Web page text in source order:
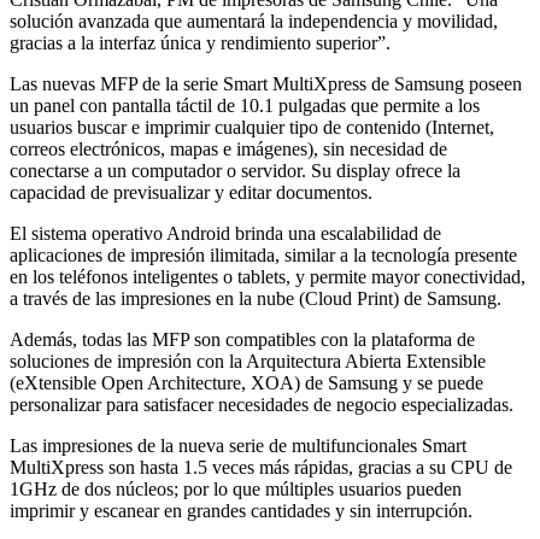
solución avanzada que aumentará la independencia y movilidad,
gracias a la interfaz única y rendimiento superior”.
Las nuevas MFP de la serie Smart MultiXpress de Samsung poseen
un panel con pantalla táctil de 10.1 pulgadas que permite a los
usuarios buscar e imprimir cualquier tipo de contenido (Internet,
correos electrónicos, mapas e imágenes), sin necesidad de
conectarse a un computador o servidor. Su display ofrece la
capacidad de previsualizar y editar documentos.
El sistema operativo Android brinda una escalabilidad de
aplicaciones de impresión ilimitada, similar a la tecnología presente
en los teléfonos inteligentes o tablets, y permite mayor conectividad,
a través de las impresiones en la nube (Cloud Print) de Samsung.
Además, todas las MFP son compatibles con la plataforma de
soluciones de impresión con la Arquitectura Abierta Extensible
(eXtensible Open Architecture, XOA) de Samsung y se puede
personalizar para satisfacer necesidades de negocio especializadas.
Las impresiones de la nueva serie de multifuncionales Smart
MultiXpress son hasta 1.5 veces más rápidas, gracias a su CPU de
1GHz de dos núcleos; por lo que múltiples usuarios pueden
imprimir y escanear en grandes cantidades y sin interrupción.